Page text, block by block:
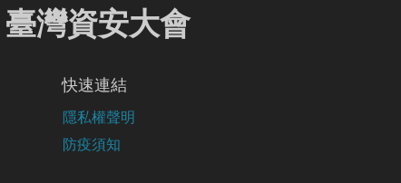
臺灣資安大會
快速連結
隱私權聲明
防疫須知